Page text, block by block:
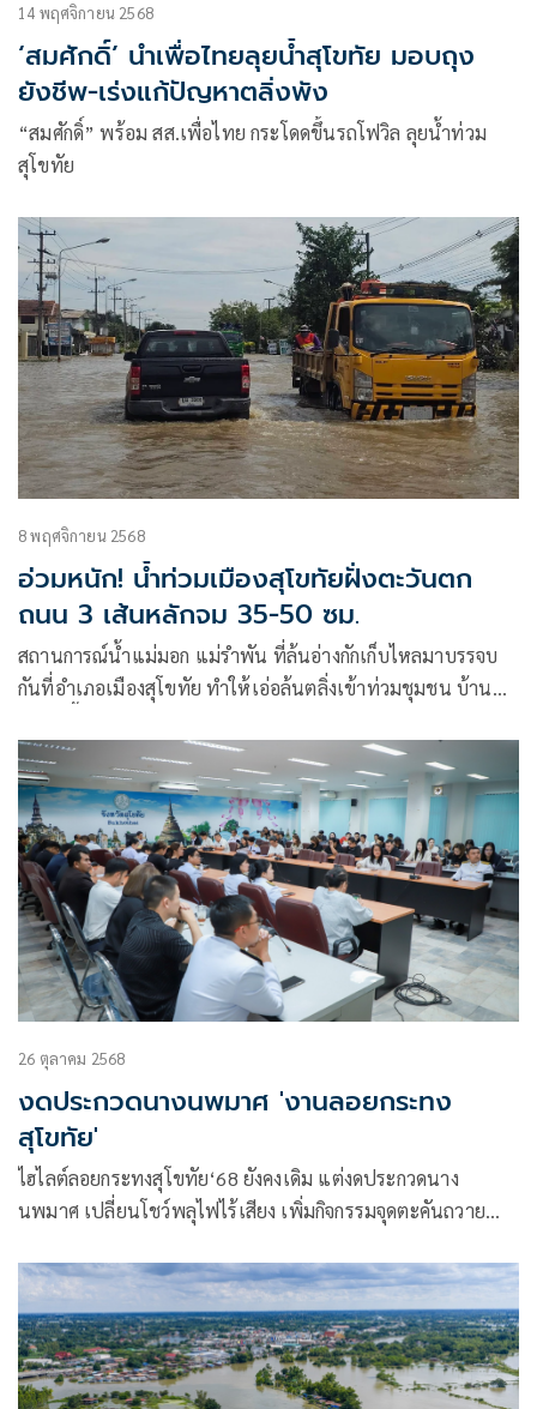
14 พฤศจิกายน 2568
‘สมศักดิ์’ นำเพื่อไทยลุยน้ำสุโขทัย มอบถุง
ยังชีพ-เร่งแก้ปัญหาตลิ่งพัง
“สมศักดิ์” พร้อม สส.เพื่อไทย กระโดดขึ้นรถโฟวิล ลุยน้ำท่วม
สุโขทัย
8 พฤศจิกายน 2568
อ่วมหนัก! น้ำท่วมเมืองสุโขทัยฝั่งตะวันตก
ถนน 3 เส้นหลักจม 35-50 ซม.
สถานการณ์น้ำแม่มอก แม่รำพัน ที่ล้นอ่างกักเก็บไหลมาบรรจบ
กันที่อำเภอเมืองสุโขทัย ทำให้เอ่อล้นตลิ่งเข้าท่วมชุมชน บ้าน
ตำบลบ้านกล้วย (เมืองสุโขทัยฝั่งตะวันตก)
26 ตุลาคม 2568
งดประกวดนางนพมาศ 'งานลอยกระทง
สุโขทัย'
ไฮไลต์ลอยกระทงสุโขทัย‘68 ยังคงเดิม แต่งดประกวดนาง
นพมาศ เปลี่ยนโชว์พลุไฟไร้เสียง เพิ่มกิจกรรมจุดตะคันถวาย